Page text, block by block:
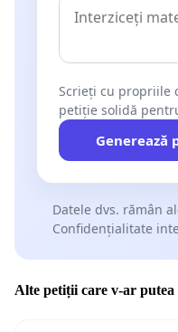
Scrieți cu propriile
petiție solidă
Generează
Datele dvs. rămân
Confidențialitate
Alte petiții care v-ar putea